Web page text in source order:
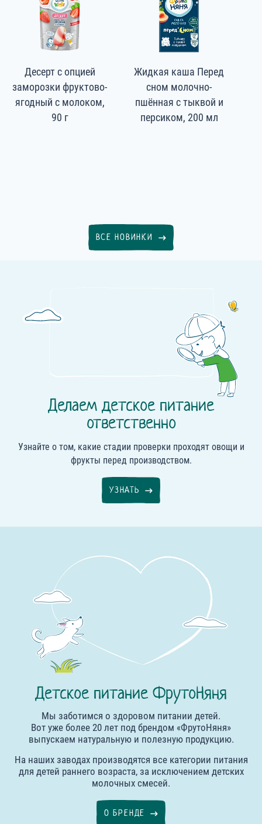
ВСЕ НОВИНКИ
Десерт с опцией
заморозки фруктово-
ягодный с молоком,
90 г
Жидкая каша Перед
сном молочно-
пшённая с тыквой и
персиком, 200 мл
Делаем детское питание
ответственно
Узнайте о том, какие стадии проверки проходят овощи и
фрукты перед производством.
УЗНАТЬ
Детское питание ФрутоНяня
Мы заботимся о здоровом питании детей.
Вот уже более 20 лет под брендом «ФрутоНяня»
выпускаем натуральную и полезную продукцию.
На наших заводах производятся все категории питания
для детей раннего возраста, за исключением детских
молочных смесей.
О БРЕНДЕ